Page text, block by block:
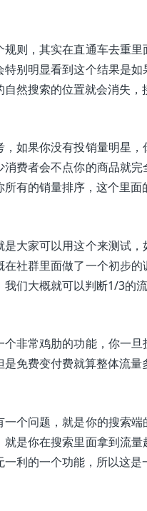
则，其实在直通车去重
特别明显看到这个结果是
然搜索的位置就会消失，
如果你没有投销量明星
费者会不点你的商品就
有的销量排序，这个里面
大家可以用这个来测试
在社群里面做了一个初步
们大概就可以判断1/3的
个非常鸡肋的功能，你一
免费变付费就算整体流量
一个问题，就是你的搜索
是你在搜索里面拿到流
利的一个功能，所以这是